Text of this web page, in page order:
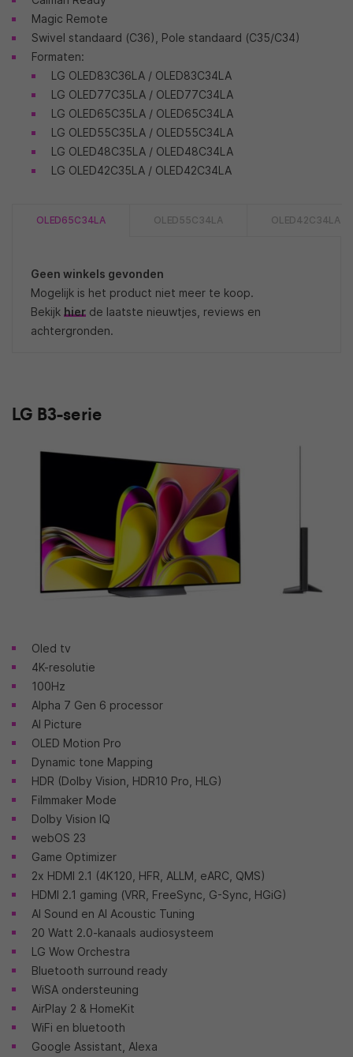
Magic Remote
Swivel standaard (C36), Pole standaard (C35/C34)
Formaten:
LG OLED83C36LA / OLED83C34LA
LG OLED77C35LA / OLED77C34LA
LG OLED65C35LA / OLED65C34LA
LG OLED55C35LA / OLED55C34LA
LG OLED48C35LA / OLED48C34LA
LG OLED42C35LA / OLED42C34LA
OLED65C34LA OLED55C34LA OLED42C34LA
Geen winkels gevonden
Mogelijk is het product niet meer te koop.
Bekijk hierde laatste nieuwtjes, reviews en
achtergronden.
LG B3-serie
Oled tv
4K-resolutie
100Hz
Alpha 7 Gen 6 processor
AI Picture
OLED Motion Pro
Dynamic tone Mapping
HDR (Dolby Vision, HDR10 Pro, HLG)
Filmmaker Mode
Dolby Vision IQ
webOS 23
Game Optimizer
2x HDMI 2.1 (4K120, HFR, ALLM, eARC, QMS)
HDMI 2.1 gaming (VRR, FreeSync, G-Sync, HGiG)
AI Sound en AI Acoustic Tuning
20 Watt 2.0-kanaals audiosysteem
LG Wow Orchestra
Bluetooth surround ready
WiSA ondersteuning
AirPlay 2 & HomeKit
WiFi en bluetooth
Google Assistant, Alexa